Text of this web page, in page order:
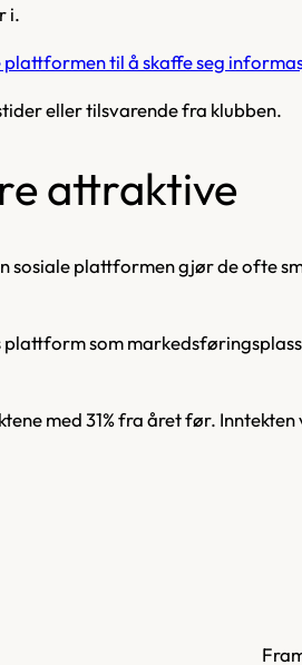
i.
til å skaffe seg
eller tilsvarende fra klubben.
attraktive
plattformen gjør de ofte
som
med 31% fra året før.